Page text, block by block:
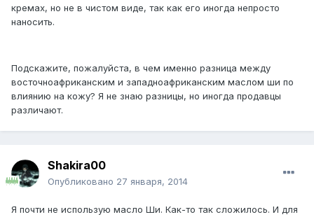
кремах, но не в чистом виде, так как его иногда непросто
наносить.
Подскажите, пожалуйста, в чем именно разница между
восточноафриканским и западноафриканским маслом ши по
влиянию на кожу? Я не знаю разницы, но иногда продавцы
различают.
Shakira00
Опубликовано 27 января, 2014
Я почти не использую масло Ши. Как-то так сложилось. И для